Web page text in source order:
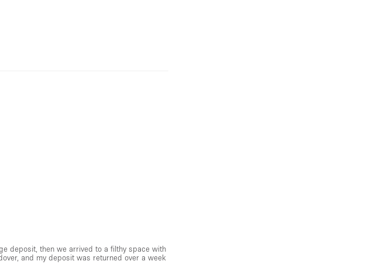
deposit, then we arrived to a filthy space with
and my deposit was returned over a week